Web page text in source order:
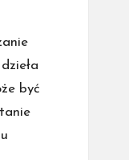
być